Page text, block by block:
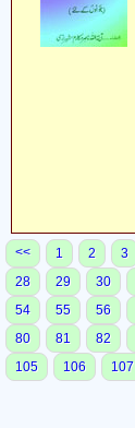
<< 1 2 3
28
29 30
54
55 56
80
81 82
105
106 107